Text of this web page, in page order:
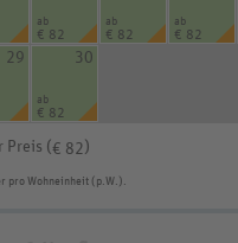
ab
€ 82
ab
€ 82
ab
€ 82
29 30
ab
€ 82
Preis ( € 82 )
pro Wohneinheit (p.W.).